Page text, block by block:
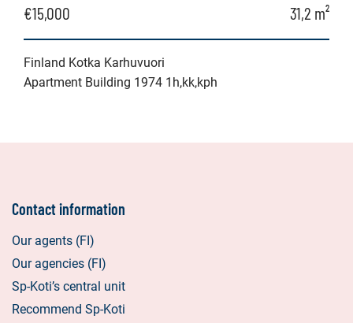
€15,000 31,2 m²
Finland Kotka Karhuvuori
Apartment Building 1974 1h,kk,kph
Contact information
Our agents (FI)
Our agencies (FI)
Sp-Koti’s central unit
Recommend Sp-Koti